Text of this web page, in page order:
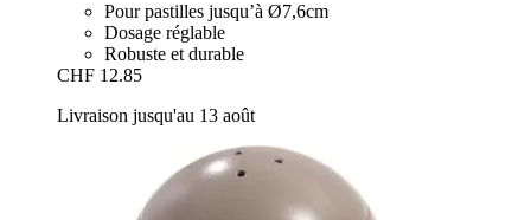
Pour pastilles jusqu’à Ø7,6cm
Dosage réglable
Robuste et durable
CHF 12.85
Livraison jusqu'au 13 août